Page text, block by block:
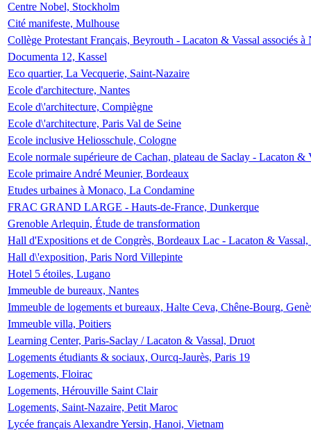
Centre Nobel, Stockholm
Cité manifeste, Mulhouse
Collège Protestant Français, Beyrouth - Lacaton & Vassal associés
Documenta 12, Kassel
Eco quartier, La Vecquerie, Saint-Nazaire
Ecole d'architecture, Nantes
Ecole d\'architecture, Compiègne
Ecole d\'architecture, Paris Val de Seine
Ecole inclusive Heliosschule, Cologne
Ecole normale supérieure de Cachan, plateau de Saclay - Lacaton &
Ecole primaire André Meunier, Bordeaux
Etudes urbaines à Monaco, La Condamine
FRAC GRAND LARGE - Hauts-de-France, Dunkerque
Grenoble Arlequin, Étude de transformation
Hall d'Expositions et de Congrès, Bordeaux Lac - Lacaton &
Hall d\'exposition, Paris Nord Villepinte
Hotel 5 étoiles, Lugano
Immeuble de bureaux, Nantes
Immeuble de logements et bureaux, Halte Ceva, Chêne-Bourg,
Immeuble villa, Poitiers
Learning Center, Paris-Saclay / Lacaton & Vassal, Druot
Logements étudiants & sociaux, Ourcq-Jaurès, Paris 19
Logements, Floirac
Logements, Hérouville Saint Clair
Logements, Saint-Nazaire, Petit Maroc
Lycée français Alexandre Yersin, Hanoi, Vietnam